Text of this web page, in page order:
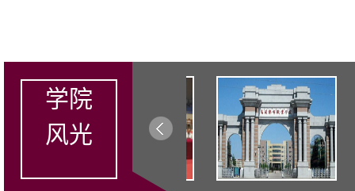
学院
风光